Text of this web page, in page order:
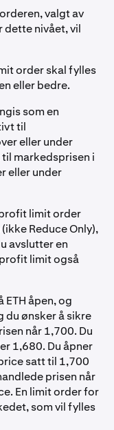
valgt av
dette nivået, vil
order skal fylles
eller bedre.
som en
til
eller under
markedsprisen i
eller under
limit order
Reduce Only),
avslutter en
limit også
ETH åpen, og
du ønsker å sikre
når 1,700. Du
1,680. Du åpner
satt til 1,700
prisen når
En limit order for
som vil fylles